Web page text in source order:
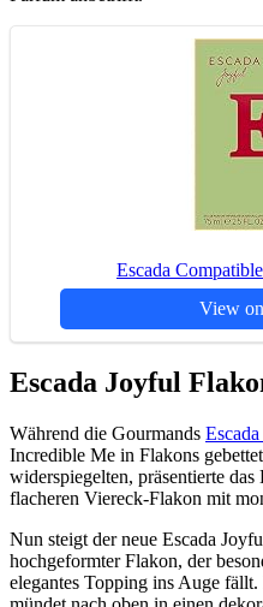
Escada
View
Escada Joyful
Während die Gourmands
Incredible Me in Flakons
widerspiegelten, präsentierte
flacheren Viereck-Flakon mit
Nun steigt der neue Escada
hochgeformter Flakon, der
elegantes Topping ins Auge